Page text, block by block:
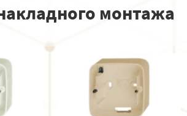
монтажа